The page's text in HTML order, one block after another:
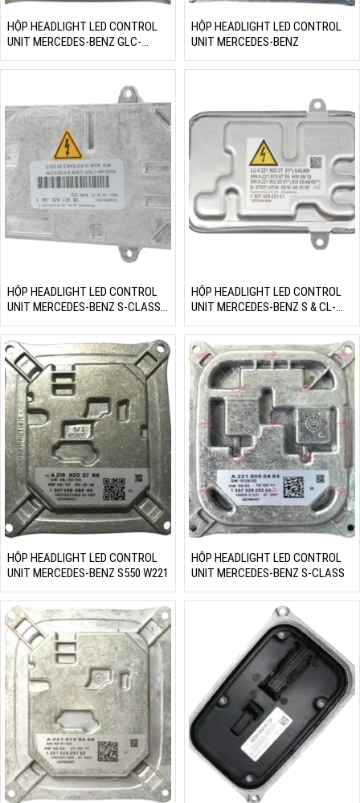
HỘP HEADLIGHT LED CONTROL
UNIT MERCEDES-BENZ GLC-
CLASS W253
HỘP HEADLIGHT LED CONTROL
UNIT MERCEDES-BENZ
HỘP HEADLIGHT LED CONTROL
UNIT MERCEDES-BENZ S-CLASS
S550 S600
HỘP HEADLIGHT LED CONTROL
UNIT MERCEDES-BENZ S & CL-
CLASS
HỘP HEADLIGHT LED CONTROL
UNIT MERCEDES-BENZ S550 W221
HỘP HEADLIGHT LED CONTROL
UNIT MERCEDES-BENZ S-CLASS